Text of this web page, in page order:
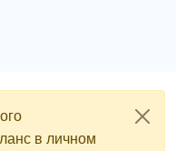
в личном